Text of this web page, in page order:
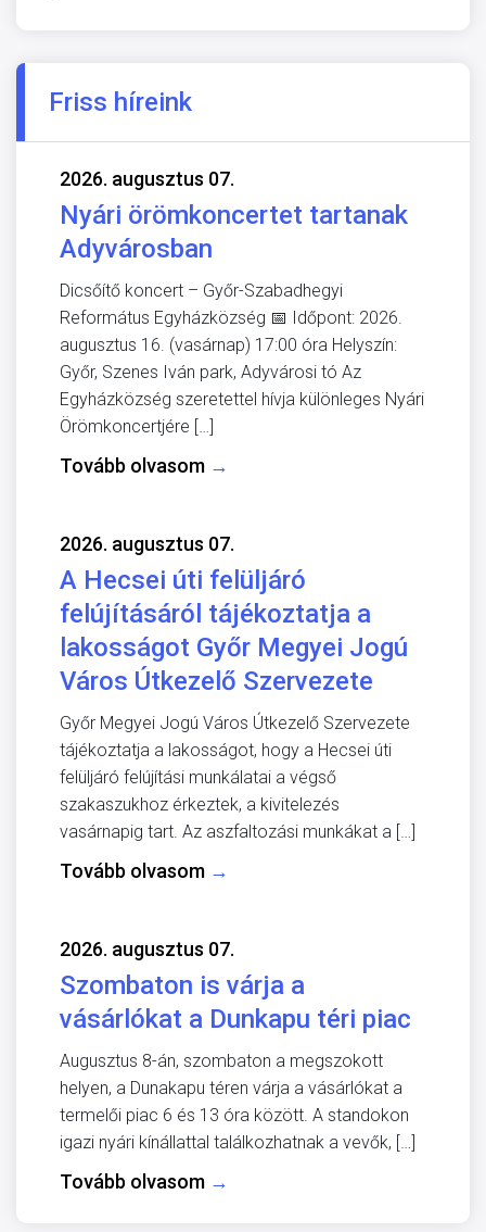
Friss híreink
2026. augusztus 07.
Nyári örömkoncertet tartanak
Adyvárosban
Dicsőítő koncert – Győr-Szabadhegyi
Református Egyházközség 📅 Időpont: 2026.
augusztus 16. (vasárnap) 17:00 óra Helyszín:
Győr, Szenes Iván park, Adyvárosi tó Az
Egyházközség szeretettel hívja különleges Nyári
Örömkoncertjére […]
Tovább olvasom →
2026. augusztus 07.
A Hecsei úti felüljáró
felújításáról tájékoztatja a
lakosságot Győr Megyei Jogú
Város Útkezelő Szervezete
Győr Megyei Jogú Város Útkezelő Szervezete
tájékoztatja a lakosságot, hogy a Hecsei úti
felüljáró felújítási munkálatai a végső
szakaszukhoz érkeztek, a kivitelezés
vasárnapig tart. Az aszfaltozási munkákat a […]
Tovább olvasom →
2026. augusztus 07.
Szombaton is várja a
vásárlókat a Dunkapu téri piac
Augusztus 8-án, szombaton a megszokott
helyen, a Dunakapu téren várja a vásárlókat a
termelői piac 6 és 13 óra között. A standokon
igazi nyári kínállattal találkozhatnak a vevők, […]
Tovább olvasom →